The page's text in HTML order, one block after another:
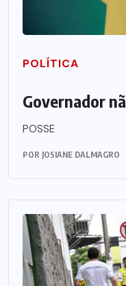
POLÍTICA
Governador
POSSE
POR JOSIANE DALMAGRO